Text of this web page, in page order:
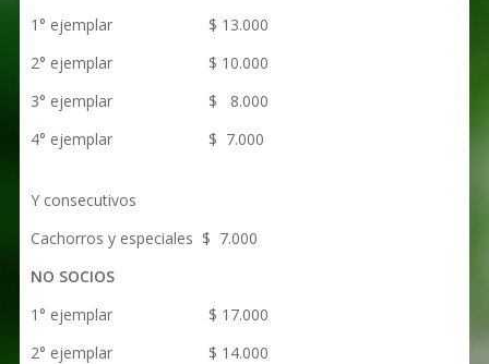
1° ejemplar $ 13.000
2° ejemplar $ 10.000
3° ejemplar $ 8.000
4° ejemplar $ 7.000
Y consecutivos
Cachorros y especiales $ 7.000
NO SOCIOS
1° ejemplar $ 17.000
2° ejemplar $ 14.000